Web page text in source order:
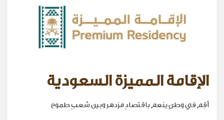
الإقامة المميزة السعودية
أقِم في وطنٍ ينعم باقتصادٍ مزدهر وبين شعبٍ طموح